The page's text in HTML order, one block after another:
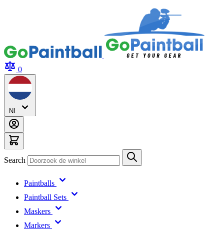
0
NL
Search
Paintballs
Paintball Sets
Maskers
Markers